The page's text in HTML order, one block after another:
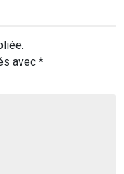
avec *